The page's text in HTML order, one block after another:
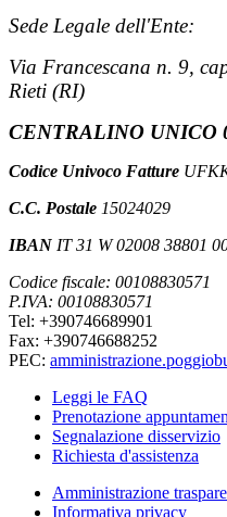
Sede Legale dell'Ente:
Via Francescana n. 9,
Rieti (RI)
CENTRALINO UNICO
Codice Univoco Fatture
C.C. Postale 15024029
IBAN IT 31 W 02008 38801
Codice fiscale: 00108830571
P.IVA: 00108830571
Tel: +390746689901
Fax: +390746688252
PEC:
Leggi le FAQ
Prenotazione
Segnalazione disservizio
Richiesta d'assistenza
Amministrazione
Informativa privacy